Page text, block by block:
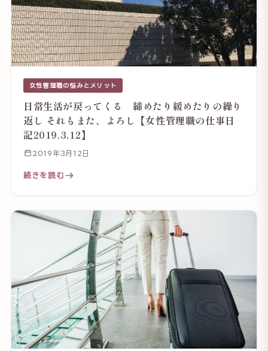
女性管理職の悩みとメリット
日常生活が戻ってくる 締めたり緩めたりの繰り
返し それもまた、よろし【女性管理職の仕事日
記2019.3.12】
2019年3月12日
続きを読む